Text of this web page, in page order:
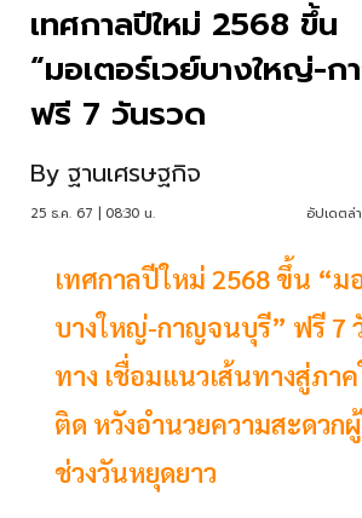
เทศกาลปีใหม่ 2568 ขึ้น
“มอเตอร์เวย์บางใหญ่-
ฟรี 7 วันรวด
By ฐานเศรษฐกิจ
25 ธ.ค. 67 | 08:30 น. อัปเดตล่
เทศกาลปีใหม่ 2568 ขึ้น “มอ
บางใหญ่-กาญจนบุรี” ฟรี 7
ทาง เชื่อมแนวเส้นทางสู่ภาค
ติด หวังอำนวยความสะดวก
ช่วงวันหยุดยาว